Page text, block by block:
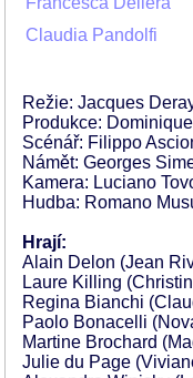
Claudia Pandolfi
Režie: Jacques
Produkce:
Scénář: Filippo
Námět: Georges
Kamera: Luciano
Hudba: Romano
Hrají:
Alain Delon (Jean
Laure Killing
Regina Bianchi
Paolo Bonacelli
Martine Brochard
Julie du Page